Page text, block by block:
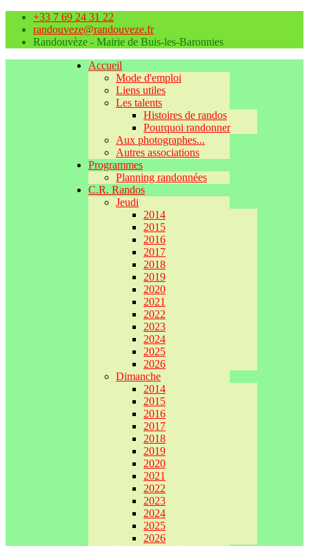
+33 7 69 24 31 22
randouveze@randouveze.fr
Randouvèze - Mairie de Buis-les-Baronnies
Accueil
Mode d'emploi
Liens utiles
Les talents
Histoires de randos
Pourquoi randonner
Aux photographes...
Autres associations
Programmes
Planning randonnées
C.R. Randos
Jeudi
2014
2015
2016
2017
2018
2019
2020
2021
2022
2023
2024
2025
2026
Dimanche
2014
2015
2016
2017
2018
2019
2020
2021
2022
2023
2024
2025
2026